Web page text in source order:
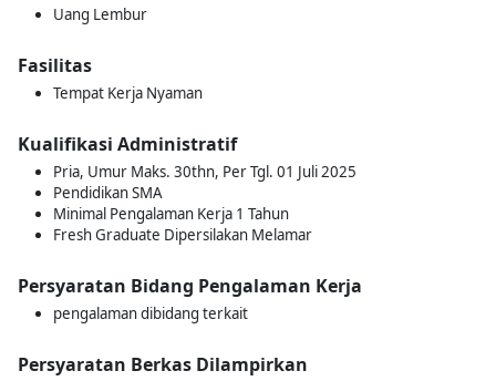
Uang Lembur
Fasilitas
Tempat Kerja Nyaman
Kualifikasi Administratif
Pria, Umur Maks. 30thn, Per Tgl. 01 Juli 2025
Pendidikan SMA
Minimal Pengalaman Kerja 1 Tahun
Fresh Graduate Dipersilakan Melamar
Persyaratan Bidang Pengalaman Kerja
pengalaman dibidang terkait
Persyaratan Berkas Dilampirkan